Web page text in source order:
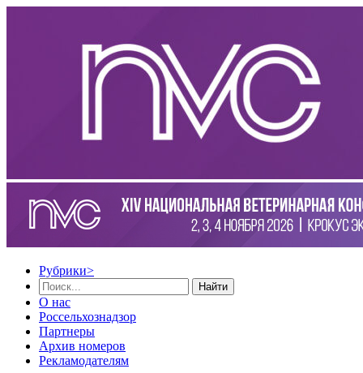
Рубрики>
Найти
О нас
Россельхознадзор
Партнеры
Архив номеров
Рекламодателям